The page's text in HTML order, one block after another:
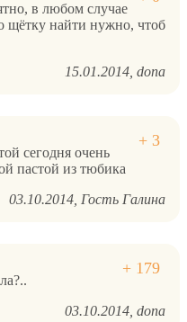
в любом случае
щётку найти нужно, чтоб
15.01.2014 dona
сегодня очень
пастой из тюбика
03.10.2014 Гость Галина
03.10.2014 dona